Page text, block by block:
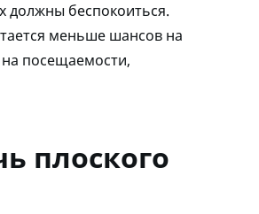
должны беспокоиться.
меньше шансов на
на посещаемости,
плоского